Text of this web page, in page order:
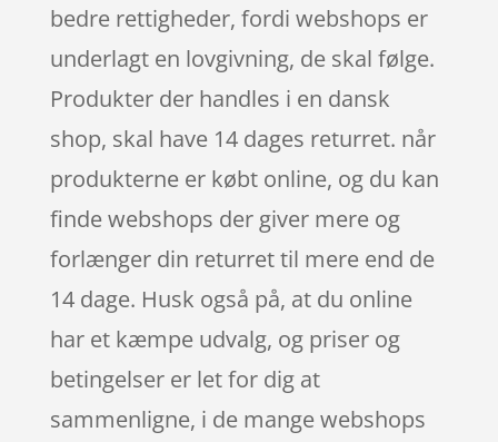
bedre rettigheder, fordi webshops er
underlagt en lovgivning, de skal følge.
Produkter der handles i en dansk
shop, skal have 14 dages returret. når
produkterne er købt online, og du kan
finde webshops der giver mere og
forlænger din returret til mere end de
14 dage. Husk også på, at du online
har et kæmpe udvalg, og priser og
betingelser er let for dig at
sammenligne, i de mange webshops